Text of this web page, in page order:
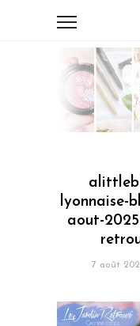
lyonnaise-
aout-
7 août